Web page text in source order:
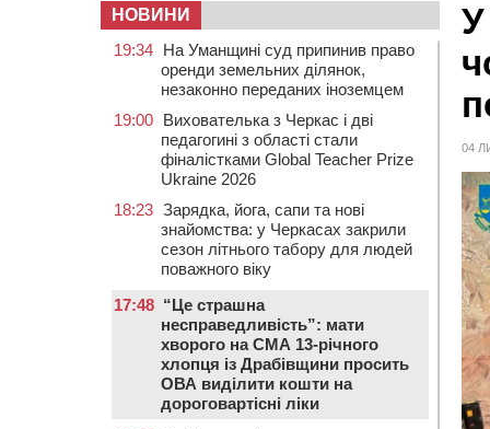
У
04
НОВИНИ
19:34 На Уманщині суд припинив право
оренди земельних ділянок,
незаконно переданих іноземцем
19:00 Вихователька з Черкас і дві
педагогині з області стали
фіналістками Global Teacher Prize
Ukraine 2026
18:23 Зарядка, йога, сапи та нові
знайомства: у Черкасах закрили
сезон літнього табору для людей
поважного віку
17:48 “Це страшна
несправедливість”: мати
хворого на СМА 13-річного
хлопця із Драбівщини просить
ОВА виділити кошти на
дороговартісні ліки